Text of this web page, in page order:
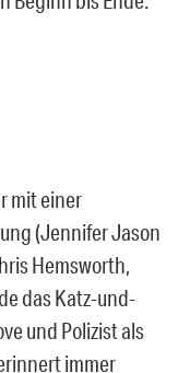
mit einer
(Jennifer Jason
Hemsworth,
das Katz-und-
und Polizist als
immer